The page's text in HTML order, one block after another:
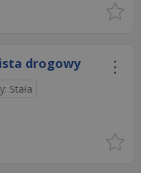
drogowy
Stała